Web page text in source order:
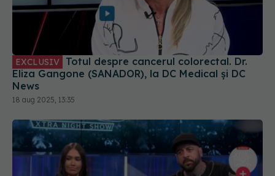
EXCLUSIV Totul despre cancerul colorectal. Dr.
Eliza Gangone (SANADOR), la DC Medical și DC
News